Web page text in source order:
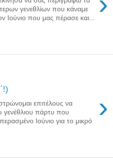
γενεθλίων που κάναμε
Ιούνιο που μας πέρασε και...
›
επιτέλους να
γενέθλιου πάρτυ που
Ιούνιο για το μικρό